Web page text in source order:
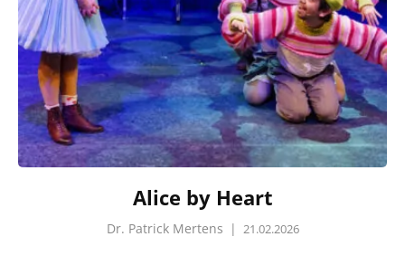
Alice by Heart
Dr. Patrick Mertens | 21.02.2026